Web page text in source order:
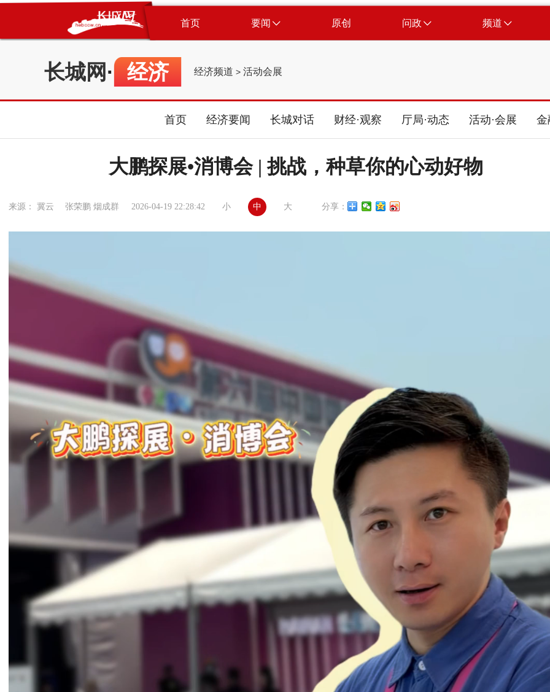
首页 要闻 原创 问政 频道
长城网 · 经济 经济频道 > 活动会展
首页 经济要闻 长城对话 财经·观察 厅局·动态 活动·会展 金
大鹏探展•消博会 | 挑战，种草你的心动好物
来源： 冀云 张荣鹏 烟成群 2026-04-19 22:28:42 小 中 大 分享：